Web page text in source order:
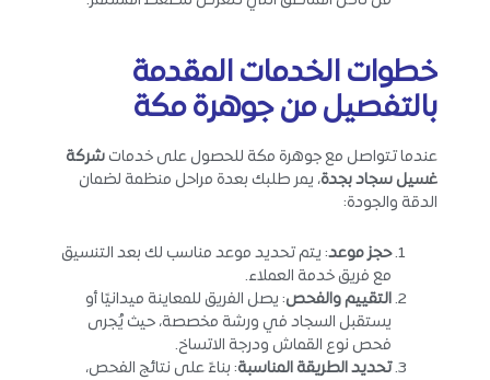
خطوات الخدمات المقدمة
بالتفصيل من جوهرة مكة
عندما تتواصل مع جوهرة مكة للحصول على خدمات شركة
غسيل سجاد بجدة، يمر طلبك بعدة مراحل منظمة لضمان
الدقة والجودة:
حجز موعد: يتم تحديد موعد مناسب لك بعد التنسيق
مع فريق خدمة العملاء.
التقييم والفحص: يصل الفريق للمعاينة ميدانيًا أو
يستقبل السجاد في ورشة مخصصة، حيث يُجرى
فحص نوع القماش ودرجة الاتساخ.
تحديد الطريقة المناسبة: بناءً على نتائج الفحص،